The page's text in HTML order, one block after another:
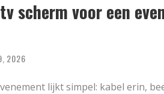
scherm voor een
2026
lijkt simpel: kabel erin,